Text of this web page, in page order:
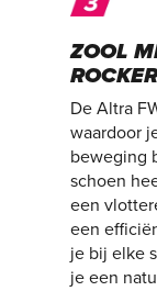
ZOOL
De Altra
waardoor
beweging
schoen
een
een
je bij elke
je een